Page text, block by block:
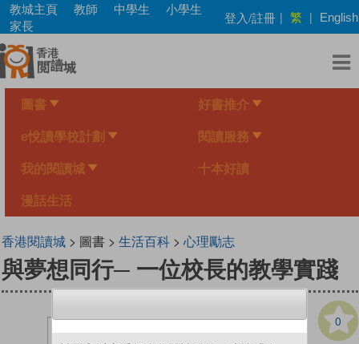
Skip
main
content
教城主頁 教師 中學生
小學生
家長
登入/註冊 | 繁 | English
圖書 好書推介
e悅讀學校計劃 閱讀服務
我的閱讀城 十本好讀
漫話生活
香港閱讀城> 圖書 > 生活百科> 心理勵志
與夢想同行─ 一位校長的教學實踐
0